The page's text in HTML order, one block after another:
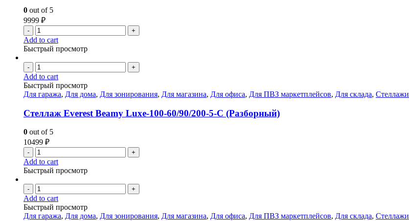
0 out of 5
9999 ₽
- +
Add to cart
Быстрый просмотр
- +
Add to cart
Быстрый просмотр
Для гаража, Для дома, Для зонирования, Для магазина, Для офиса, Для ПВЗ маркетплейсов, Для склада, Стеллажи
Стеллаж Everest Beamy Luxe-100-60/90/200-5-C (Разборный)
0 out of 5
10499 ₽
- +
Add to cart
Быстрый просмотр
- +
Add to cart
Быстрый просмотр
Для гаража, Для дома, Для зонирования, Для магазина, Для офиса, Для ПВЗ маркетплейсов, Для склада, Стеллажи